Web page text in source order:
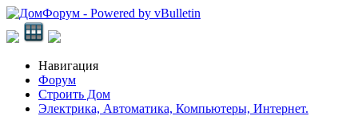
Навигация
Форум
Строить Дом
Электрика, Автоматика, Компьютеры, Интернет.